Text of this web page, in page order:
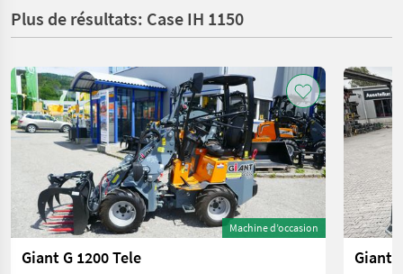
Plus de résultats: Case IH 1150
Machine d’occasion
Giant G 1200 Tele
Giant